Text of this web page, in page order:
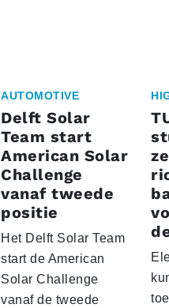
AUTOMOTIVE
Delft Solar
Team start
American Solar
Challenge
vanaf tweede
positie
Het Delft Solar Team
start de American
Solar Challenge
vanaf de tweede